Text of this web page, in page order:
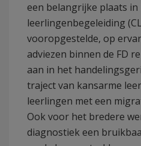
een belangrijke plaats
leerlingenbegeleiding
vooropgestelde, op
adviezen binnen de FD
aan in het
traject van kansarme
leerlingen met een
Ook voor het bredere
diagnostiek een